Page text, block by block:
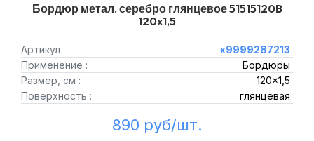
Бордюр метал. серебро глянцевое 51515120B
120x1,5
Артикул
х9999287213
Применение :
Бордюры
Размер, см :
120x1,5
Поверхность :
глянцевая
890 руб/шт.